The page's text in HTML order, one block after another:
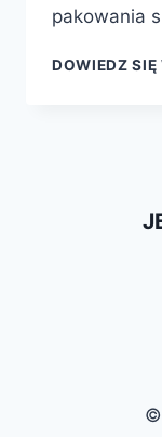
pakowania
DOWIEDZ SIĘ
©